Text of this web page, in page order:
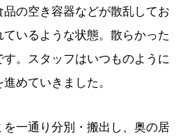
の空き容器などが散乱してお
いるような状態。散らかった
。スタッフはいつものように
めていきました。
一通り分別・搬出し、奥の居